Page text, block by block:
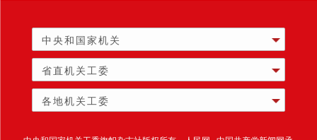
中央和国家机关
省直机关工委
各地机关工委